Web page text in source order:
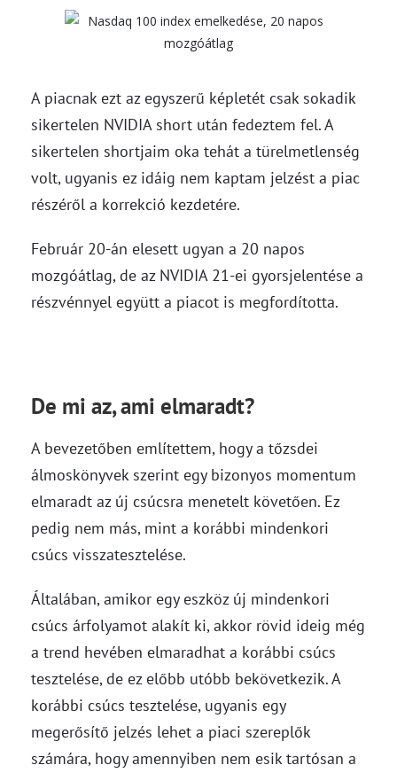
A piacnak ezt az egyszerű képletét csak sokadik
sikertelen NVIDIA short után fedeztem fel. A
sikertelen shortjaim oka tehát a türelmetlenség
volt, ugyanis ez idáig nem kaptam jelzést a piac
részéről a korrekció kezdetére.
Február 20-án elesett ugyan a 20 napos
mozgóátlag, de az NVIDIA 21-ei gyorsjelentése a
részvénnyel együtt a piacot is megfordította.
De mi az, ami elmaradt?
A bevezetőben említettem, hogy a tőzsdei
álmoskönyvek szerint egy bizonyos momentum
elmaradt az új csúcsra menetelt követően. Ez
pedig nem más, mint a korábbi mindenkori
csúcs visszatesztelése.
Általában, amikor egy eszköz új mindenkori
csúcs árfolyamot alakít ki, akkor rövid ideig még
a trend hevében elmaradhat a korábbi csúcs
tesztelése, de ez előbb utóbb bekövetkezik. A
korábbi csúcs tesztelése, ugyanis egy
megerősítő jelzés lehet a piaci szereplők
számára, hogy amennyiben nem esik tartósan a